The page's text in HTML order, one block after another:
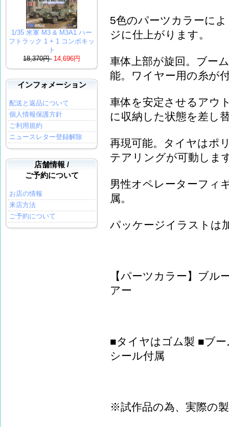
1/35 米軍 M3 & M3A1 ハー
フトラック 1 + 1 コンボキッ
ト
18,370円 14,696円
インフォメーション
配送と返品について
個人情報保護方針
ご利用規約
ニュースレター登録解除
店舗情報 /
ご予約について
お店の情報
来店方法
ご予約について
5色のパーツカラーに
ジに仕上がります。
車体上部が旋回。ブー
能。ワイヤー用の糸が
車体を安定させるアウ
に収納した状態を差し
再現可能。タイヤはポ
テアリングが可動しま
男性オペレーターフィ
属。
パッケージイラストは
【パーツカラー】ブル
アー
■タイヤはゴム製 ■ブ
シール付属
※試作品の為、実際の